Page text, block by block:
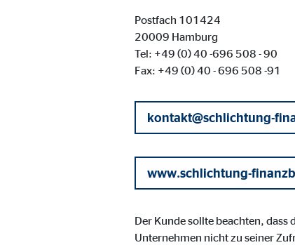
Postfach 101424
20009 Hamburg
Tel: +49 (0) 40 -696 508 - 90
Fax: +49 (0) 40 - 696 508 -91
kontakt@schlichtung-
www.schlichtung-
Der Kunde sollte beachten,
Unternehmen nicht zu seiner
Cookie Laufzeit:
YouTube | Empfänger: OVB, Google